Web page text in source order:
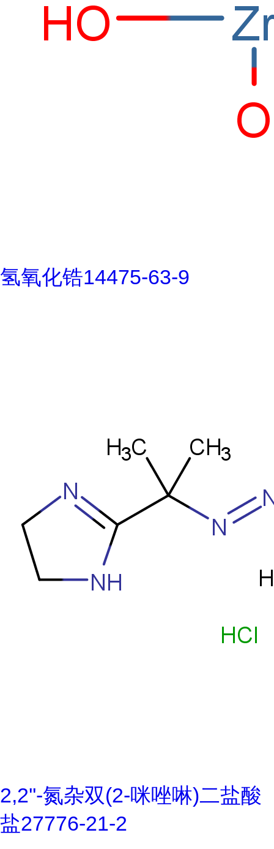
氢氧化锆14475-63-9
2,2''-氮杂双(2-咪唑啉)二盐酸
盐27776-21-2